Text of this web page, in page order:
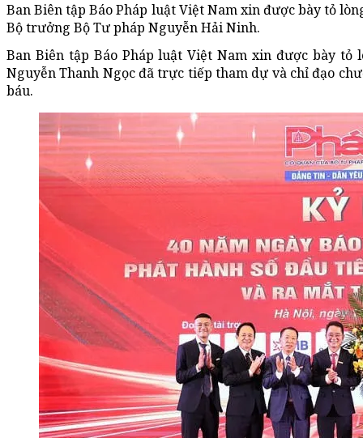
Ban Biên tập Báo Pháp luật Việt Nam xin được bày tỏ
Bộ trưởng Bộ Tư pháp Nguyễn Hải Ninh.
Ban Biên tập Báo Pháp luật Việt Nam xin được bày
Nguyễn Thanh Ngọc đã trực tiếp tham dự và chỉ đạo
báu.